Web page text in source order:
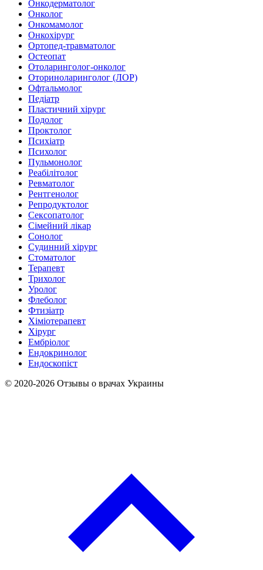
Онкодерматолог
Онколог
Онкомамолог
Онкохірург
Ортопед-травматолог
Остеопат
Отоларинголог-онколог
Оториноларинголог (ЛОР)
Офтальмолог
Педіатр
Пластичний хірург
Подолог
Проктолог
Психіатр
Психолог
Пульмонолог
Реабілітолог
Ревматолог
Рентгенолог
Репродуктолог
Сексопатолог
Сімейний лікар
Сонолог
Судинний хірург
Стоматолог
Терапевт
Трихолог
Уролог
Флеболог
Фтизіатр
Хіміотерапевт
Хірург
Ембріолог
Ендокринолог
Ендоскопіст
© 2020-2026 Отзывы о врачах Украины